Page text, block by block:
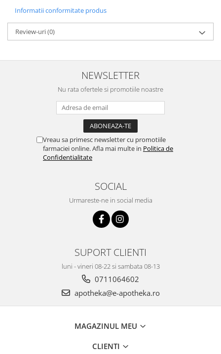
Informatii conformitate produs
Review-uri(0)
NEWSLETTER
Nu rata ofertele si promotiile noastre
Vreau sa primesc newsletter cu promotiile
farmaciei online. Afla mai multe in Politica de
Confidentialitate
SOCIAL
Urmareste-ne in social media
SUPORT CLIENTI
luni - vineri 08-22 si sambata 08-13
0711064602
apotheka@e-apotheka.ro
MAGAZINUL MEU
CLIENTI